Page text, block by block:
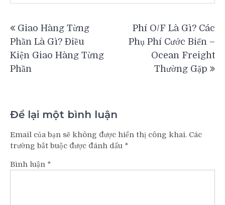
hướng
bài
viết
Giao Hàng Từng
Phần Là Gì? Điều
Kiện Giao Hàng Từng
Phần
Phí O/F Là Gì? Các
Phụ Phí Cước Biển –
Ocean Freight
Thường Gặp
Để lại một bình luận
Email của bạn sẽ không được hiển thị công khai. Các
trường bắt buộc được đánh dấu *
Bình luận *